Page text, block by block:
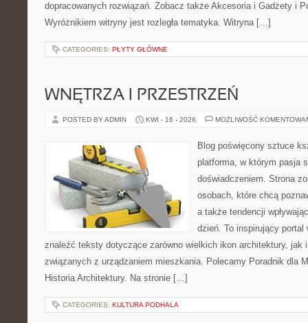
dopracowanych rozwiązań. Zobacz także Akcesoria i Gadżety i
Wyróżnikiem witryny jest rozległa tematyka. Witryna […]
CATEGORIES: PŁYTY GŁÓWNE
WNĘTRZA I PRZESTRZEŃ
POSTED BY ADMIN KWI - 16 - 2026 MOŻLIWOŚĆ
Blog poświęcony sztuce
platforma, w którym pasja
doświadczeniem. Strona
osobach, które chcą
a także tendencji
dzień. To inspirujący
znaleźć teksty dotyczące zarówno wielkich ikon architektury, jak
związanych z urządzaniem mieszkania. Polecamy Poradnik dla
Historia Architektury. Na stronie […]
CATEGORIES: KULTURA PODHALA